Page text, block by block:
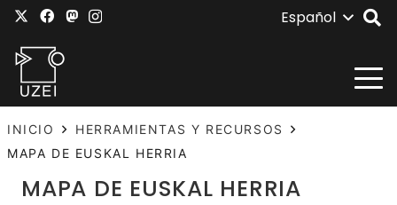
Español
INICIO
HERRAMIENTAS Y RECURSOS
MAPA DE EUSKAL HERRIA
MAPA DE EUSKAL HERRIA